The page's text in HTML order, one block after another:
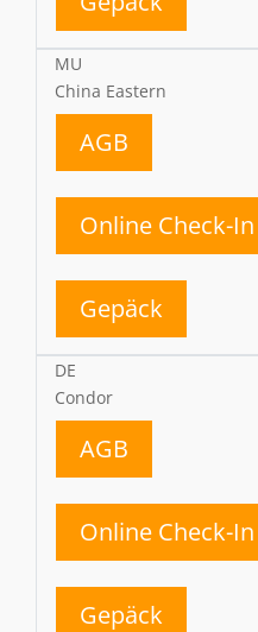
MU
China Eastern
AGB
Online Check-In
Gepäck
DE
Condor
AGB
Online Check-In
Gepäck